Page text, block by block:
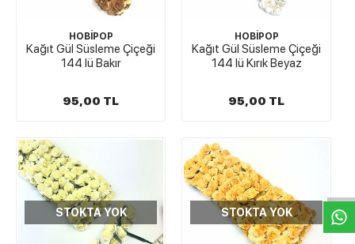
HOBİPOP
Kağıt Gül Süsleme Çiçeği
144 lü Bakır
95,00 TL
HOBİPOP
Kağıt Gül Süsleme Çiçeği
144 lü Kırık Beyaz
95,00 TL
STOKTA YOK STOKTA YOK